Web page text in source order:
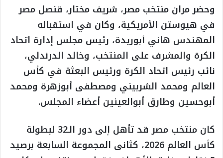
وحضر مران منتخب مصر، شريف مختار، قنصل مصر
في هيوستن الأمريكية، وكان في استقباله
المهندس هاني أبوريدة، رئيس مجلس إدارة اتحاد
الكرة والمشرف على المنتخب، وخالد الدرندلي،
نائب رئيس اتحاد الكرة ورئيس البعثة في كأس
العالم ومحمد الشربيني ومصطفى أبوزهرة ومحمد
أبوحسين وطارق أبوالعينين أعضاء المجلس.
كان منتخب مصر قد تأهل إلى دور الـ32 لبطولة
كأس العالم 2026، كثانى المجموعة السابعة برصيد